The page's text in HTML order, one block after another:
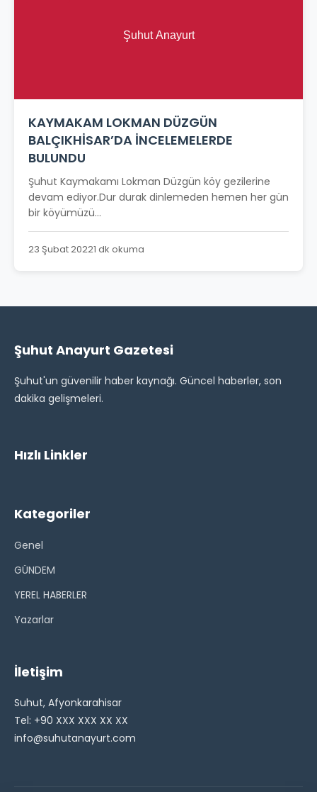
KAYMAKAM LOKMAN DÜZGÜN
BALÇIKHİSAR’DA İNCELEMELERDE
BULUNDU
Şuhut Kaymakamı Lokman Düzgün köy gezilerine
devam ediyor.Dur durak dinlemeden hemen her gün
bir köyümüzü...
23 Şubat 20221 dk okuma
Şuhut Anayurt Gazetesi
Şuhut'un güvenilir haber kaynağı. Güncel haberler, son
dakika gelişmeleri.
Hızlı Linkler
Kategoriler
Genel
GÜNDEM
YEREL HABERLER
Yazarlar
İletişim
Suhut, Afyonkarahisar
Tel: +90 XXX XXX XX XX
info@suhutanayurt.com